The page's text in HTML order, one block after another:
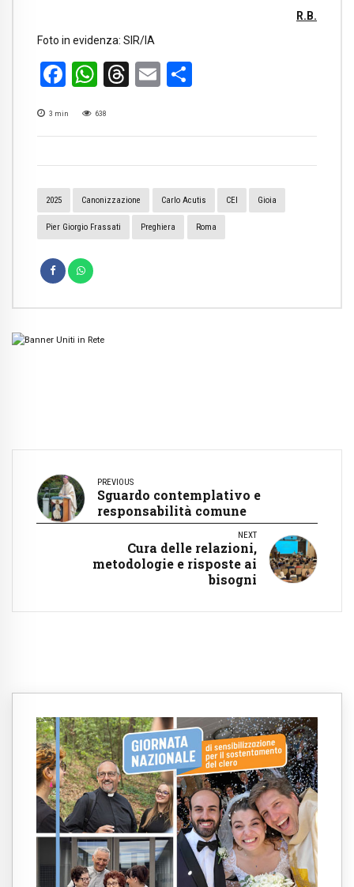
R.B.
Foto in evidenza: SIR/IA
Facebook
WhatsApp
Threads
Email
3 min 638
2025 Canonizzazione Carlo Acutis CEI Gioia
Pier Giorgio Frassati Preghiera Roma
PREVIOUS
Sguardo contemplativo e
responsabilità comune
NEXT
Cura delle relazioni,
metodologie e risposte ai
bisogni